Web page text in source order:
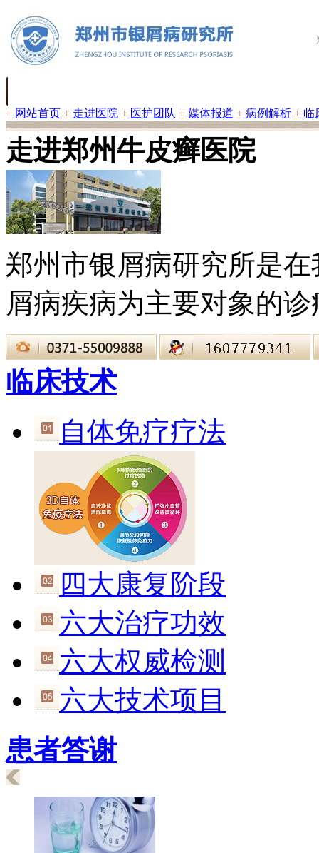
+ 网站首页 + 走进医院 + 医护团队 + 媒体报道 + 病例解析 + 临
走进郑州牛皮癣医院
郑州市银屑病研究所是
屑病疾病为主要对象的
临床技术
自体免疗疗法
四大康复阶段
六大治疗功效
六大权威检测
六大技术项目
患者答谢